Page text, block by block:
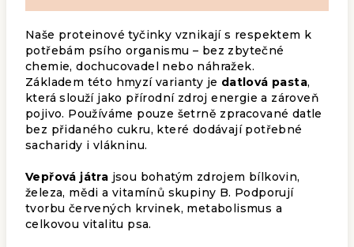
Naše proteinové tyčinky vznikají s respektem k
potřebám psího organismu – bez zbytečné
chemie, dochucovadel nebo náhražek.
Základem této hmyzí varianty je datlová pasta,
která slouží jako přírodní zdroj energie a zároveň
pojivo. Používáme pouze šetrně zpracované datle
bez přidaného cukru, které dodávají potřebné
sacharidy i vlákninu.
Vepřová játra jsou bohatým zdrojem bílkovin,
železa, mědi a vitamínů skupiny B. Podporují
tvorbu červených krvinek, metabolismus a
celkovou vitalitu psa.